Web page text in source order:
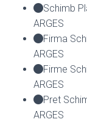
Schimb
ARGES
Firma
ARGES
Firme
ARGES
Pret
ARGES